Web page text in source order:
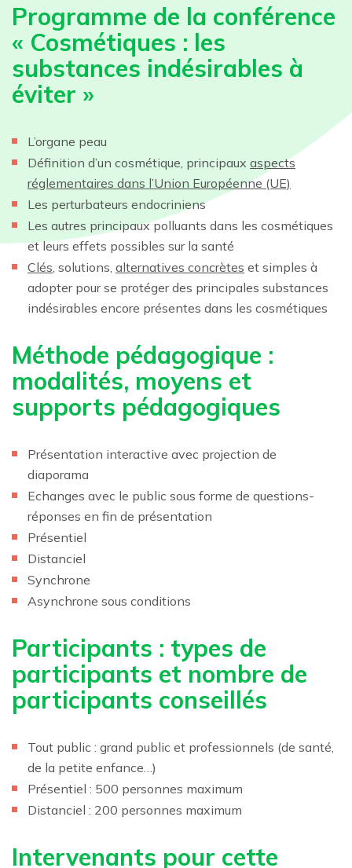
Programme de la conférence
« Cosmétiques : les
substances indésirables à
éviter »
L’organe peau
Définition d’un cosmétique, principaux aspects
réglementaires dans l’Union Européenne (UE)
Les perturbateurs endocriniens
Les autres principaux polluants dans les cosmétiques
et leurs effets possibles sur la santé
Clés , solutions, alternatives concrètes et simples à
adopter pour se protéger des principales substances
indésirables encore présentes dans les cosmétiques
Méthode pédagogique :
modalités, moyens et
supports pédagogiques
Présentation interactive avec projection de
diaporama
Echanges avec le public sous forme de questions-
réponses en fin de présentation
Présentiel
Distanciel
Synchrone
Asynchrone sous conditions
Participants : types de
participants et nombre de
participants conseillés
Tout public : grand public et professionnels (de santé,
de la petite enfance…)
Présentiel : 500 personnes maximum
Distanciel : 200 personnes maximum
Intervenants pour cette